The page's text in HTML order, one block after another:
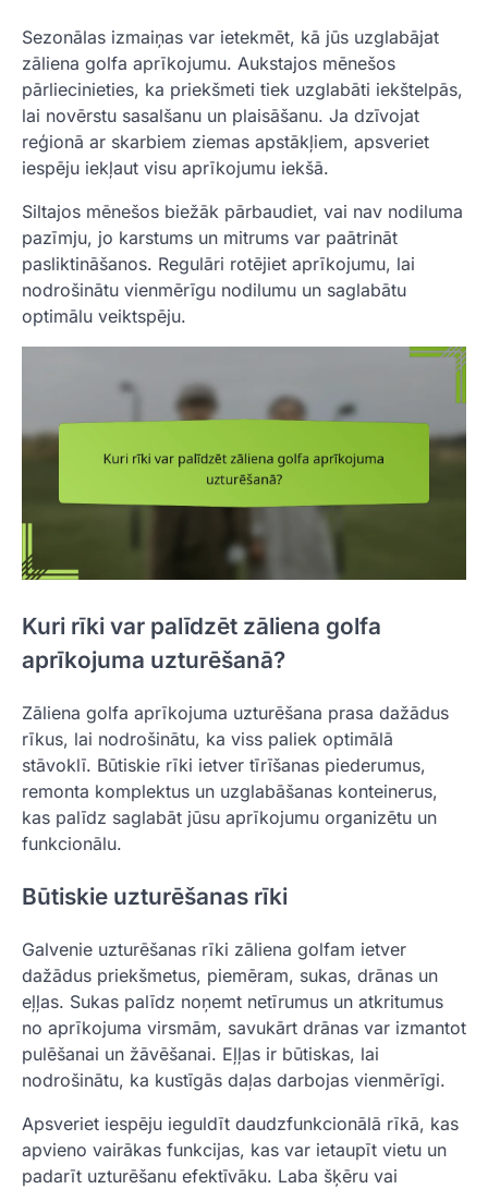
Sezonālas izmaiņas var ietekmēt, kā jūs uzglabājat
zāliena golfa aprīkojumu. Aukstajos mēnešos
pārliecinieties, ka priekšmeti tiek uzglabāti iekštelpās,
lai novērstu sasalšanu un plaisāšanu. Ja dzīvojat
reģionā ar skarbiem ziemas apstākļiem, apsveriet
iespēju iekļaut visu aprīkojumu iekšā.
Siltajos mēnešos biežāk pārbaudiet, vai nav nodiluma
pazīmju, jo karstums un mitrums var paātrināt
pasliktināšanos. Regulāri rotējiet aprīkojumu, lai
nodrošinātu vienmērīgu nodilumu un saglabātu
optimālu veiktspēju.
Kuri rīki var palīdzēt zāliena golfa
aprīkojuma uzturēšanā?
Zāliena golfa aprīkojuma uzturēšana prasa dažādus
rīkus, lai nodrošinātu, ka viss paliek optimālā
stāvoklī. Būtiskie rīki ietver tīrīšanas piederumus,
remonta komplektus un uzglabāšanas konteinerus,
kas palīdz saglabāt jūsu aprīkojumu organizētu un
funkcionālu.
Būtiskie uzturēšanas rīki
Galvenie uzturēšanas rīki zāliena golfam ietver
dažādus priekšmetus, piemēram, sukas, drānas un
eļļas. Sukas palīdz noņemt netīrumus un atkritumus
no aprīkojuma virsmām, savukārt drānas var izmantot
pulēšanai un žāvēšanai. Eļļas ir būtiskas, lai
nodrošinātu, ka kustīgās daļas darbojas vienmērīgi.
Apsveriet iespēju ieguldīt daudzfunkcionālā rīkā, kas
apvieno vairākas funkcijas, kas var ietaupīt vietu un
padarīt uzturēšanu efektīvāku. Laba šķēru vai